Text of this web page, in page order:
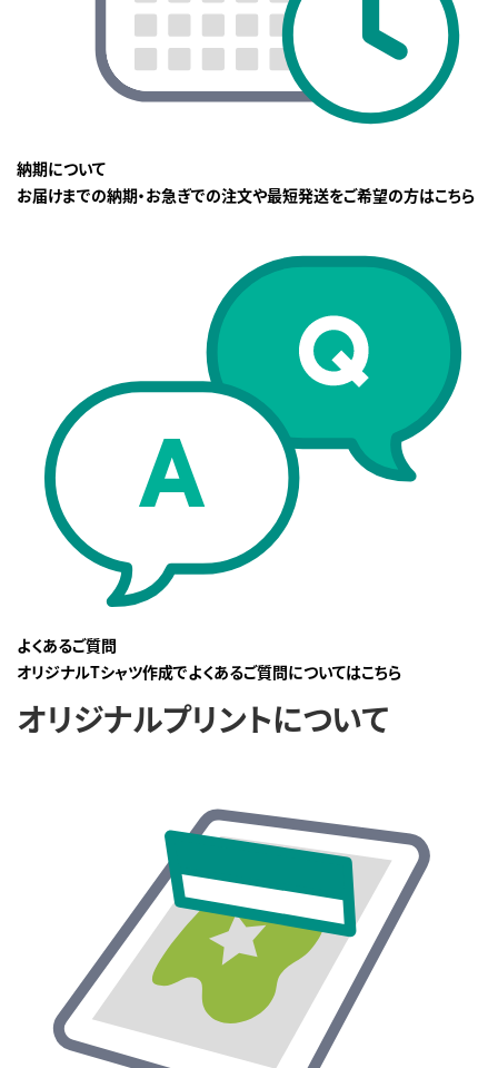
納期について
お届けまでの納期・お急ぎでの注文や最短発送をご希望の方はこちら
よくあるご質問
オリジナルTシャツ作成でよくあるご質問についてはこちら
オリジナルプリントについて